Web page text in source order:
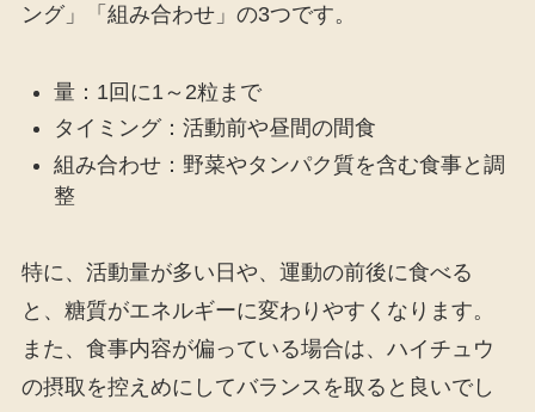
ング」「組み合わせ」の3つです。
量：1回に1～2粒まで
タイミング：活動前や昼間の間食
組み合わせ：野菜やタンパク質を含む食事と調
整
特に、活動量が多い日や、運動の前後に食べる
と、糖質がエネルギーに変わりやすくなります。
また、食事内容が偏っている場合は、ハイチュウ
の摂取を控えめにしてバランスを取ると良いでし